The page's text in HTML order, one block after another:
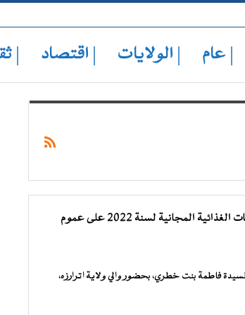
| عام | الولايات | اقتصاد |
انتيكان: انطلاق برنامج التوزيعات الغذائية المجانية لسنة 2022 على عموم
فاطمة بنت خطري، بحضور والي ولاية اترارزه،